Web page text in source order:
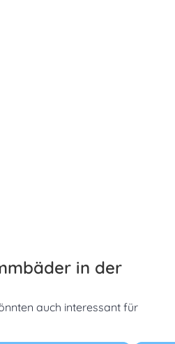
in der
auch interessant für